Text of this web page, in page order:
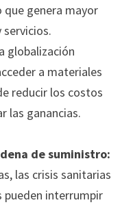
que genera mayor
globalización
a materiales
reducir los costos
las ganancias.
de suministro:
las crisis sanitarias
pueden interrumpir